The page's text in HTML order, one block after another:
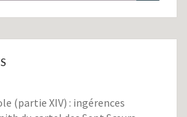
(partie XIV) : ingérences